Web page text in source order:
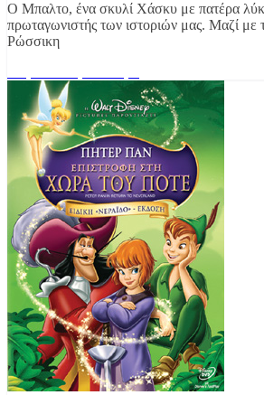
Ο Μπαλτο, ένα σκυλί Χάσκυ με πατέρα
πρωταγωνιστής των ιστοριών μας. Μαζί με
Ρώσσικη